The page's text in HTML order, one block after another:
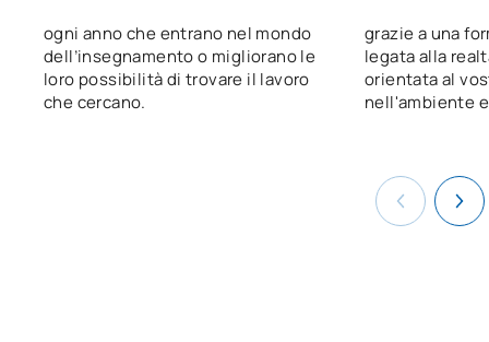
ogni anno che entrano nel mondo
dell’insegnamento o migliorano le
loro possibilità di trovare il lavoro
che cercano.
grazie a una
legata alla
orientata al
nell'ambiente